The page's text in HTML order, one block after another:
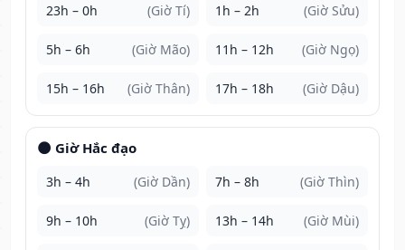
23h – 0h (Giờ Tí) 1h – 2h (Giờ Sửu)
5h – 6h (Giờ Mão) 11h – 12h (Giờ Ngọ)
15h – 16h (Giờ Thân) 17h – 18h (Giờ Dậu)
🌑 Giờ Hắc đạo
3h – 4h (Giờ Dần) 7h – 8h (Giờ Thìn)
9h – 10h (Giờ Tỵ) 13h – 14h (Giờ Mùi)